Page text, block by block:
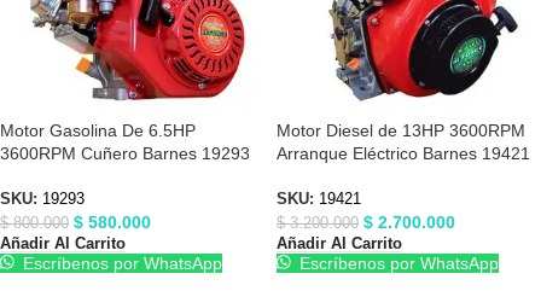
Motor Gasolina De 6.5HP
3600RPM Cuñero Barnes 19293
SKU: 19293
$800.000 $ 580.000
Añadir Al Carrito
Escríbenos por WhatsApp
Motor Diesel de 13HP 3600RPM
Arranque Eléctrico Barnes 19421
SKU: 19421
$3.200.000 $ 2.700.000
Añadir Al Carrito
Escríbenos por WhatsApp